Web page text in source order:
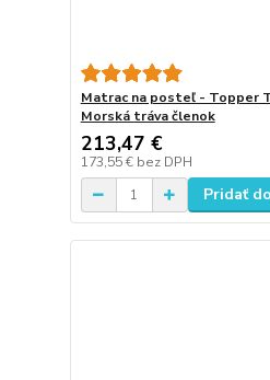
Matrac na posteľ - Topper
Morská tráva členok
213,47 €
173,55 € bez DPH
Pridať